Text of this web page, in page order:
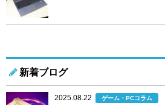
新着ブログ
2025.08.22 ゲーム・PCコラム